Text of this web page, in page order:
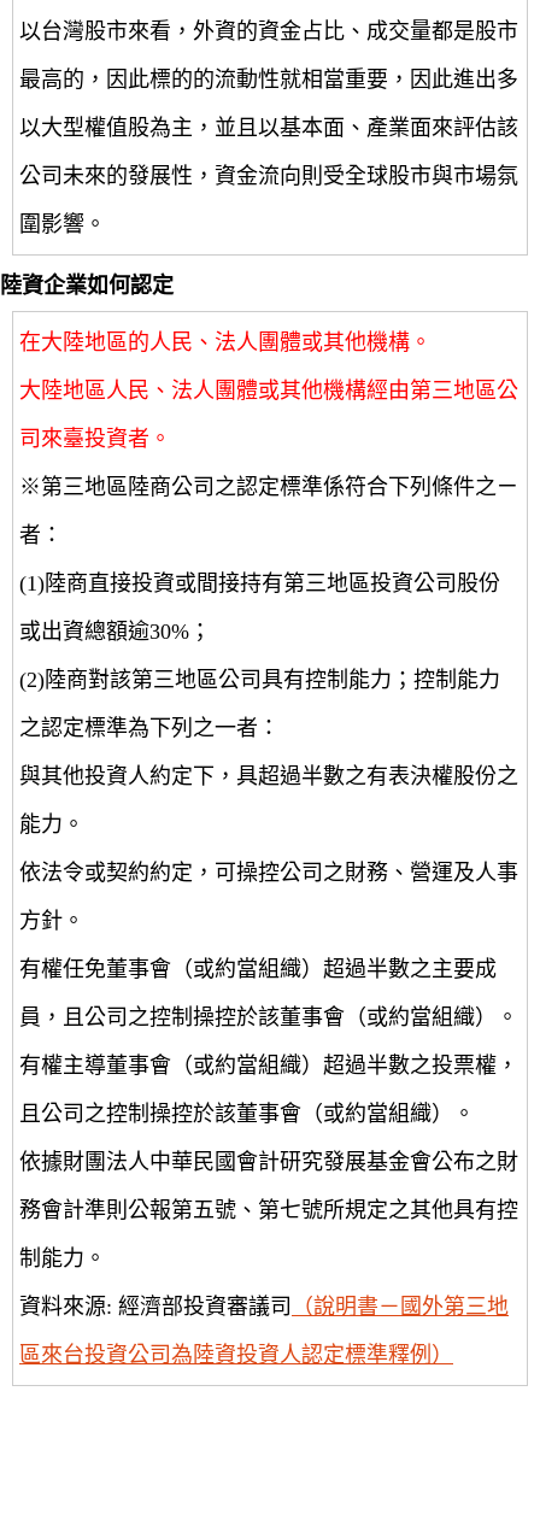
以台灣股市來看，外資的資金占比、成交量都是股市
最高的，因此標的的流動性就相當重要，因此進出多
以大型權值股為主，並且以基本面、產業面來評估該
公司未來的發展性，資金流向則受全球股市與市場氛
圍影響。
陸資企業如何認定
在大陸地區的人民、法人團體或其他機構。
大陸地區人民、法人團體或其他機構經由第三地區公
司來臺投資者。
※第三地區陸商公司之認定標準係符合下列條件之ㄧ
者：
(1)陸商直接投資或間接持有第三地區投資公司股份
或出資總額逾30%；
(2)陸商對該第三地區公司具有控制能力；控制能力
之認定標準為下列之一者：
與其他投資人約定下，具超過半數之有表決權股份之
能力。
依法令或契約約定，可操控公司之財務、營運及人事
方針。
有權任免董事會（或約當組織）超過半數之主要成
員，且公司之控制操控於該董事會（或約當組織）。
有權主導董事會（或約當組織）超過半數之投票權，
且公司之控制操控於該董事會（或約當組織）。
依據財團法人中華民國會計研究發展基金會公布之財
務會計準則公報第五號、第七號所規定之其他具有控
制能力。
資料來源: 經濟部投資審議司
（說明書－國外第三地
區來台投資公司為陸資投資人認定標準釋例）